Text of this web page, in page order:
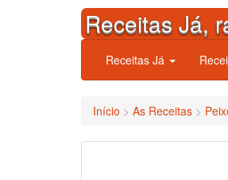
Receitas Já,
Receitas Já
Início > As Receitas >